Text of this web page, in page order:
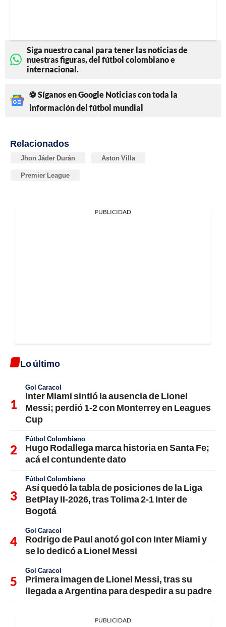
Siga nuestro canal para tener las noticias de
nuestras figuras, del fútbol colombiano e
internacional.
⚽ Síganos en Google Noticias con toda la
información del fútbol mundial
Relacionados
Jhon Jáder Durán Aston Villa
Premier League
PUBLICIDAD
Lo último
Gol Caracol
Inter Miami sintió la ausencia de Lionel
Messi; perdió 1-2 con Monterrey en Leagues
Cup
Fútbol Colombiano
Hugo Rodallega marca historia en Santa Fe;
acá el contundente dato
Fútbol Colombiano
Así quedó la tabla de posiciones de la Liga
BetPlay II-2026, tras Tolima 2-1 Inter de
Bogotá
Gol Caracol
Rodrigo de Paul anotó gol con Inter Miami y
se lo dedicó a Lionel Messi
Gol Caracol
Primera imagen de Lionel Messi, tras su
llegada a Argentina para despedir a su padre
PUBLICIDAD